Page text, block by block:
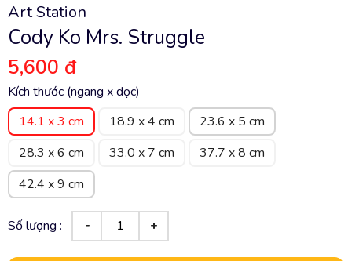
Art Station
Cody Ko Mrs. Struggle
5,600 đ
Kích thước (ngang x dọc)
14.1 x 3 cm
18.9 x 4 cm
23.6 x 5 cm
28.3 x 6 cm
33.0 x 7 cm
37.7 x 8 cm
42.4 x 9 cm
Số lượng :